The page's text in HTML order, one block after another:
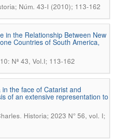
Núm. 43-I (2010); 113-162
in the Relationship Between New
Countries of South America,
Nª 43, Vol.I; 113-162
the face of Catarist and
of an extensive representation to
. Historia; 2023 N° 56, vol. I;